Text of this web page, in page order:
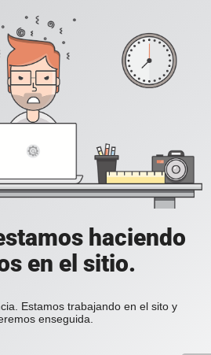
haciendo
en el sitio.
Estamos trabajando en el sito y
enseguida.